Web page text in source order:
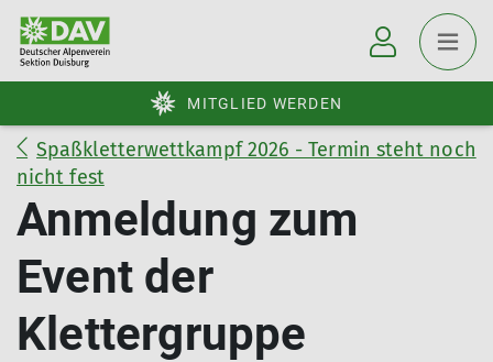
MITGLIED WERDEN
Spaßkletterwettkampf 2026 - Termin steht noch
nicht fest
Anmeldung zum
Event der
Klettergruppe